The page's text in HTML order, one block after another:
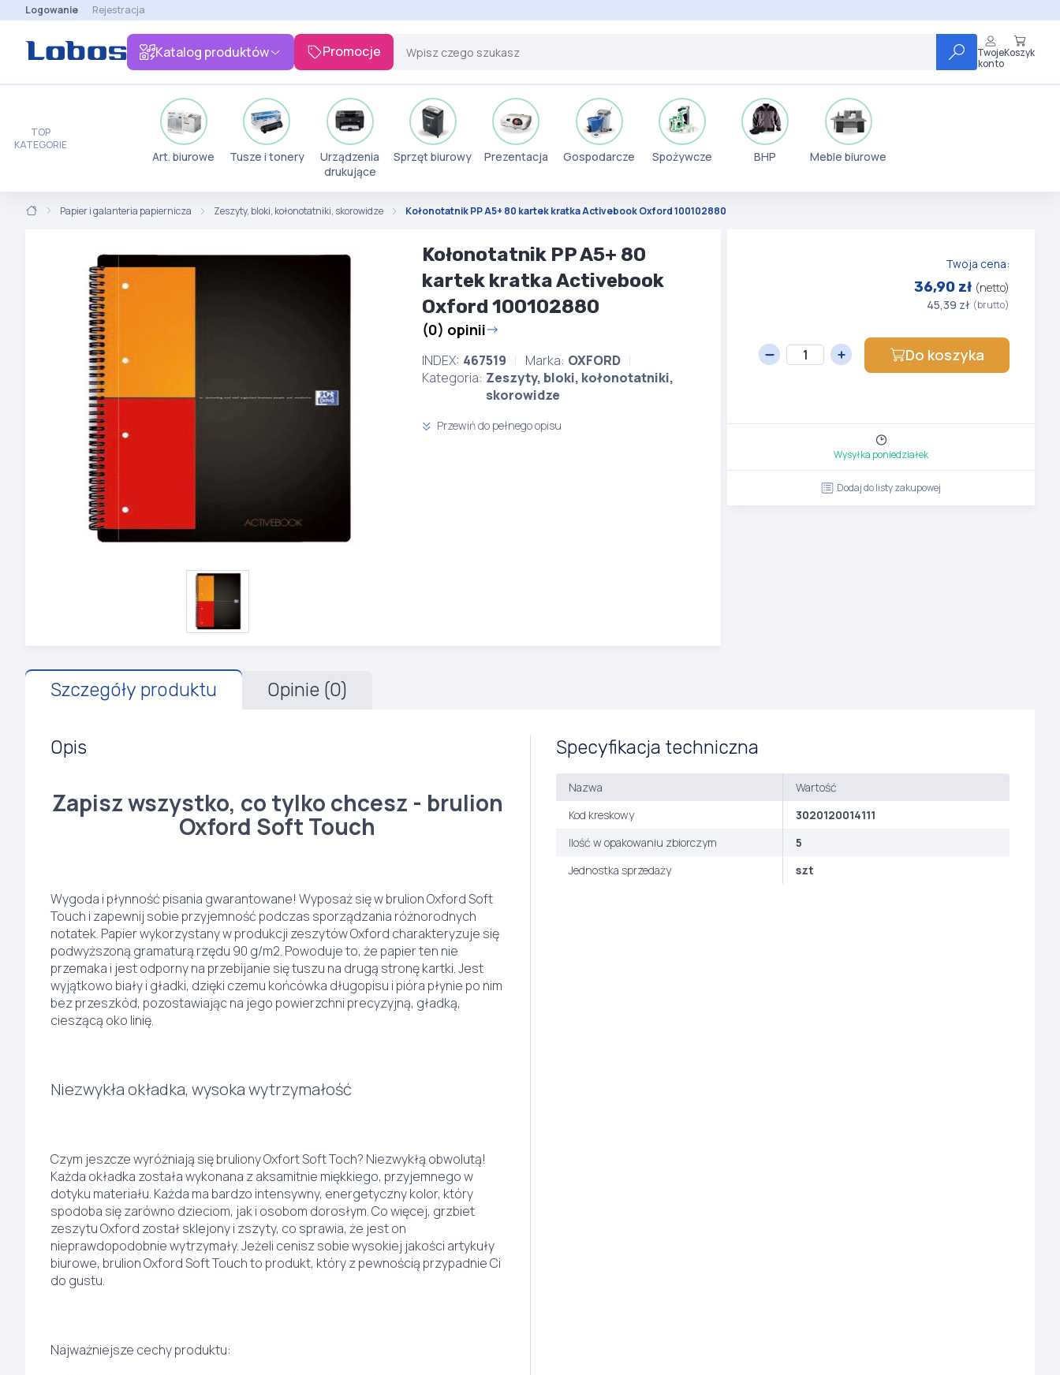
Logowanie Rejestracja
Katalog produktów Promocje
Twoje
konto
Koszyk
TOP
KATEGORIE
Art. biurowe Tusze i tonery
Urządzenia
drukujące
Sprzęt biurowy Prezentacja Gospodarcze Spożywcze BHP Meble biurowe
Papier i galanteria papiernicza Zeszyty, bloki, kołonotatniki, skorowidze Kołonotatnik PP A5+ 80 kartek kratka Activebook Oxford 100102880
Kołonotatnik PP A5+ 80
kartek kratka Activebook
Oxford 100102880
(0) opinii
INDEX: 467519 Marka: OXFORD
Kategoria: Zeszyty, bloki, kołonotatniki,
skorowidze
Przewiń do pełnego opisu
Twoja cena:
36,90 zł (netto)
45,39 zł (brutto)
Do koszyka
Wysyłka poniedziałek
Dodaj do listy zakupowej
Szczegóły produktu Opinie (0)
Opis
Zapisz wszystko, co tylko chcesz - brulion
Oxford Soft Touch
Wygoda i płynność pisania gwarantowane! Wyposaż się w brulion Oxford Soft
Touch i zapewnij sobie przyjemność podczas sporządzania różnorodnych
notatek. Papier wykorzystany w produkcji zeszytów Oxford charakteryzuje się
podwyższoną gramaturą rzędu 90 g/m2. Powoduje to, że papier ten nie
przemaka i jest odporny na przebijanie się tuszu na drugą stronę kartki. Jest
wyjątkowo biały i gładki, dzięki czemu końcówka długopisu i pióra płynie po nim
bez przeszkód, pozostawiając na jego powierzchni precyzyjną, gładką,
cieszącą oko linię.
Niezwykła okładka, wysoka wytrzymałość
Czym jeszcze wyróżniają się bruliony Oxfort Soft Toch? Niezwykłą obwolutą!
Każda okładka została wykonana z aksamitnie miękkiego, przyjemnego w
dotyku materiału. Każda ma bardzo intensywny, energetyczny kolor, który
spodoba się zarówno dzieciom, jak i osobom dorosłym. Co więcej, grzbiet
zeszytu Oxford został sklejony i zszyty, co sprawia, że jest on
nieprawdopodobnie wytrzymały. Jeżeli cenisz sobie wysokiej jakości artykuły
biurowe, brulion Oxford Soft Touch to produkt, który z pewnością przypadnie Ci
do gustu.
Najważniejsze cechy produktu:
Specyfikacja techniczna
Nazwa
Wartość
Kod kreskowy
3020120014111
Ilość w opakowaniu zbiorczym
5
Jednostka sprzedaży
szt